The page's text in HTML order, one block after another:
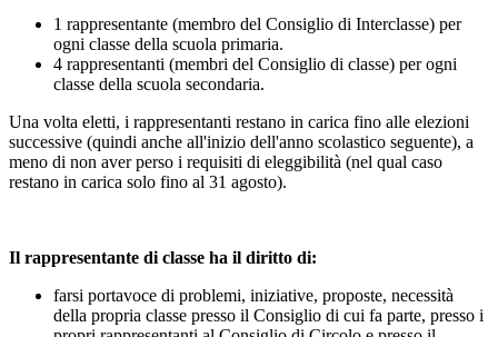
1 rappresentante (membro del Consiglio di Interclasse) per
ogni classe della scuola primaria.
4 rappresentanti (membri del Consiglio di classe) per ogni
classe della scuola secondaria.
Una volta eletti, i rappresentanti restano in carica fino alle elezioni
successive (quindi anche all'inizio dell'anno scolastico seguente), a
meno di non aver perso i requisiti di eleggibilità (nel qual caso
restano in carica solo fino al 31 agosto).
Il rappresentante di classe ha il diritto di:
farsi portavoce di problemi, iniziative, proposte, necessità
della propria classe presso il Consiglio di cui fa parte, presso i